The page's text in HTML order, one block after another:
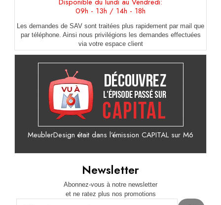
09h - 13h / 14h - 18h
Les demandes de SAV sont traitées plus rapidement par mail que
par téléphone. Ainsi nous privilégions les demandes effectuées
via votre espace client
MeublerDesign était dans l’émission CAPITAL sur M6
Newsletter
Abonnez-vous à notre newsletter
et ne ratez plus nos promotions